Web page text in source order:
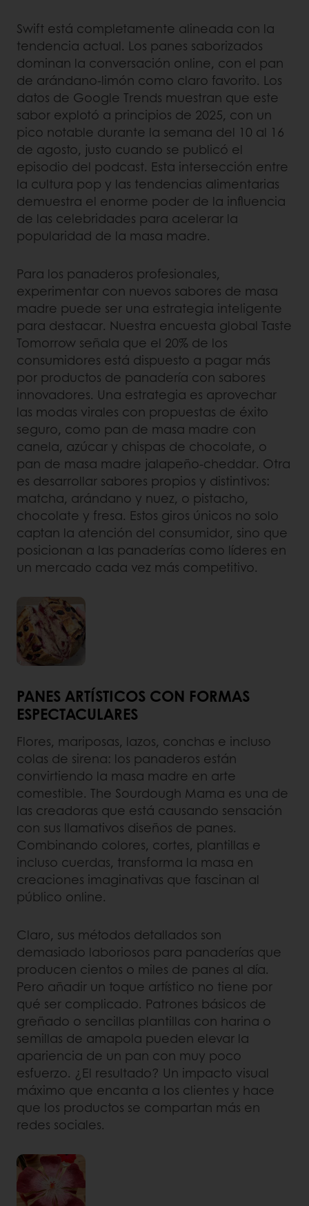
Swift está completamente alineada con la
tendencia actual. Los panes saborizados
dominan la conversación online, con el pan
de arándano-limón como claro favorito. Los
datos de Google Trends muestran que este
sabor explotó a principios de 2025, con un
pico notable durante la semana del 10 al 16
de agosto, justo cuando se publicó el
episodio del podcast. Esta intersección entre
la cultura pop y las tendencias alimentarias
demuestra el enorme poder de la influencia
de las celebridades para acelerar la
popularidad de la masa madre.
Para los panaderos profesionales,
experimentar con nuevos sabores de masa
madre puede ser una estrategia inteligente
para destacar. Nuestra encuesta global Taste
Tomorrow señala que el 20% de los
consumidores está dispuesto a pagar más
por productos de panadería con sabores
innovadores. Una estrategia es aprovechar
las modas virales con propuestas de éxito
seguro, como pan de masa madre con
canela, azúcar y chispas de chocolate, o
pan de masa madre jalapeño-cheddar. Otra
es desarrollar sabores propios y distintivos:
matcha, arándano y nuez, o pistacho,
chocolate y fresa. Estos giros únicos no solo
captan la atención del consumidor, sino que
posicionan a las panaderías como líderes en
un mercado cada vez más competitivo.
PANES ARTÍSTICOS CON FORMAS
ESPECTACULARES
Flores, mariposas, lazos, conchas e incluso
colas de sirena: los panaderos están
convirtiendo la masa madre en arte
comestible. The Sourdough Mama es una de
las creadoras que está causando sensación
con sus llamativos diseños de panes.
Combinando colores, cortes, plantillas e
incluso cuerdas, transforma la masa en
creaciones imaginativas que fascinan al
público online.
Claro, sus métodos detallados son
demasiado laboriosos para panaderías que
producen cientos o miles de panes al día.
Pero añadir un toque artístico no tiene por
qué ser complicado. Patrones básicos de
greñado o sencillas plantillas con harina o
semillas de amapola pueden elevar la
apariencia de un pan con muy poco
esfuerzo. ¿El resultado? Un impacto visual
máximo que encanta a los clientes y hace
que los productos se compartan más en
redes sociales.